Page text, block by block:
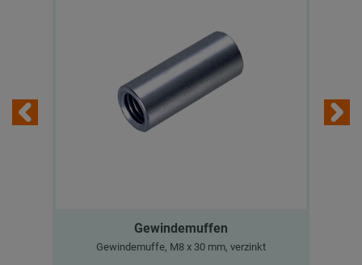
Gewindemuffen
Gewindemuffe, M8 x 30 mm, verzinkt